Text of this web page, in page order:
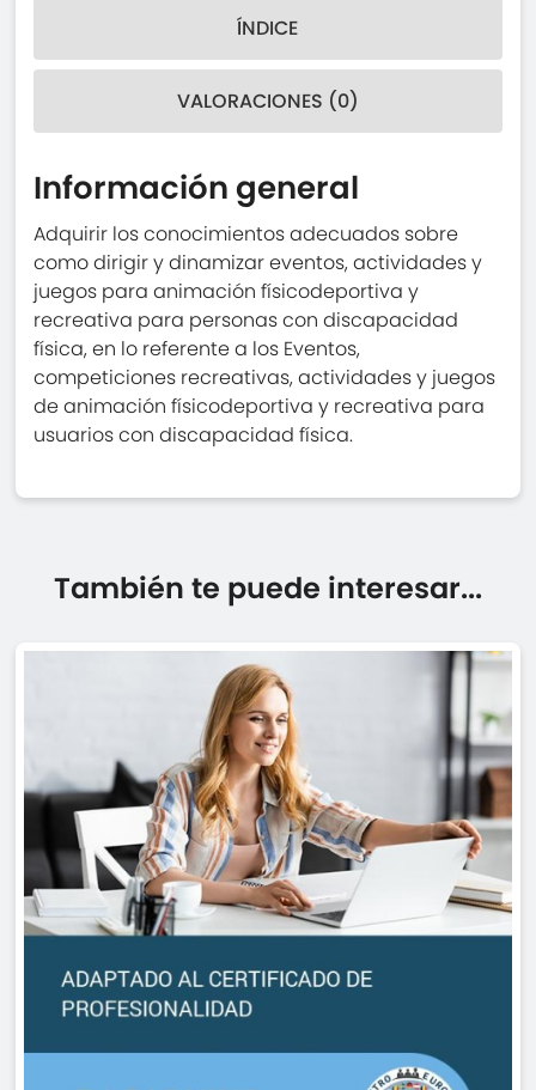
ÍNDICE
VALORACIONES (0)
Información general
Adquirir los conocimientos adecuados sobre
como dirigir y dinamizar eventos, actividades y
juegos para animación físicodeportiva y
recreativa para personas con discapacidad
física, en lo referente a los Eventos,
competiciones recreativas, actividades y juegos
de animación físicodeportiva y recreativa para
usuarios con discapacidad física.
También te puede interesar...